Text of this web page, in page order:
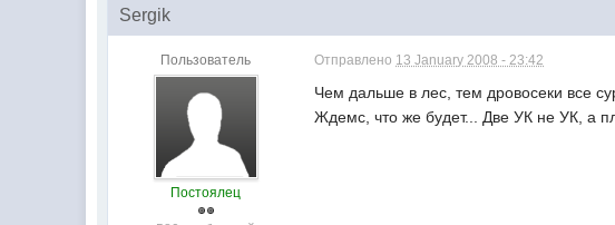
Sergik
Пользователь
Постоялец
Отправлено 13 January 2008 - 23:42
Чем дальше в лес, тем дровосеки все
Ждемс, что же будет... Две УК не УК, а